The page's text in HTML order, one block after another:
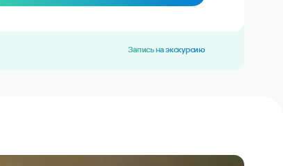
Запись на экскурсию